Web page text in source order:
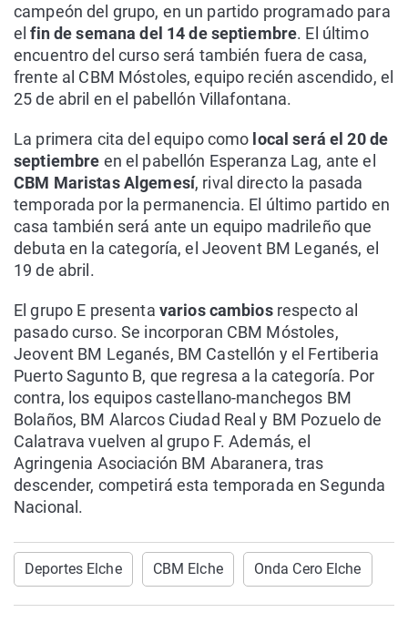
campeón del grupo, en un partido programado para
elfin de semana del 14 de septiembre. El último
encuentro del curso será también fuera de casa,
frente al CBM Móstoles, equipo recién ascendido, el
25 de abril en el pabellón Villafontana.
La primera cita del equipo como local será el 20 de
septiembre en el pabellón Esperanza Lag, ante el
CBM Maristas Algemesí, rival directo la pasada
temporada por la permanencia. El último partido en
casa también será ante un equipo madrileño que
debuta en la categoría, el Jeovent BM Leganés, el
19 de abril.
El grupo E presenta varios cambiosrespecto al
pasado curso. Se incorporan CBM Móstoles,
Jeovent BM Leganés, BM Castellón y el Fertiberia
Puerto Sagunto B, que regresa a la categoría. Por
contra, los equipos castellano-manchegos BM
Bolaños, BM Alarcos Ciudad Real y BM Pozuelo de
Calatrava vuelven al grupo F. Además, el
Agringenia Asociación BM Abaranera, tras
descender, competirá esta temporada en Segunda
Nacional.
Deportes Elche CBM Elche Onda Cero Elche